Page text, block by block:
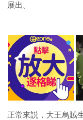
展出。
正常來説，大王烏賊